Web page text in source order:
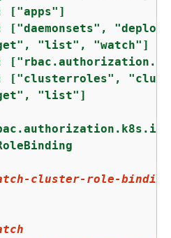
["apps"]
["daemonsets",
"list", "watch"]
["clusterroles",
"list"]
cluster-role-binding